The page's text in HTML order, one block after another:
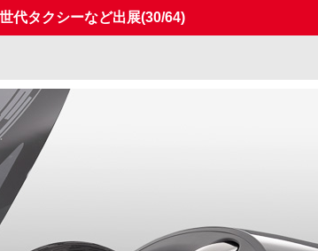
代タクシーなど出展(30/64)